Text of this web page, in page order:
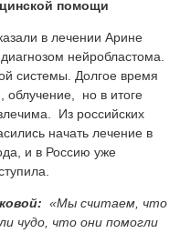
помощи
в лечении Арине
нейробластома.
системы. Долгое время
облучение, но в итоге
Из российских
начать лечение в
и в Россию уже
«Мы считаем, что
чудо, что они помогли